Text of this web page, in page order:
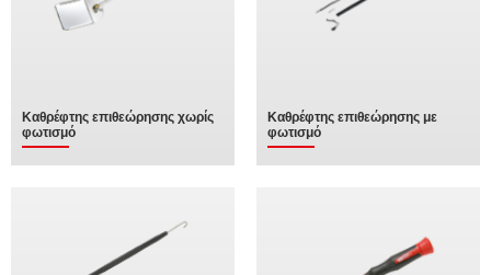
Καθρέφτης επιθεώρησης χωρίς
φωτισμό
Καθρέφτης επιθεώρησης με
φωτισμό